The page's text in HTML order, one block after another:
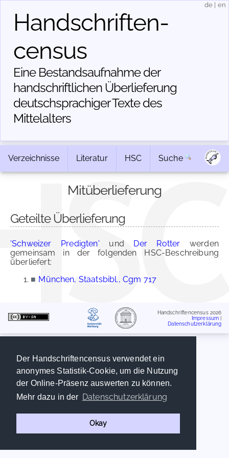
Der Handschriftencensus verwendet ein
anonymes Statistik-Cookie, um die Nutzung
der Online-Präsenz auswerten zu können.
Mehr dazu in der Datenschutzerklärung
Okay
Handschriften­
census
Eine Bestandsaufnahme der
handschriftlichen Über­lieferung
deutschsprachiger Texte des
Mittelalters
de en
Verzeichnisse Literatur HSC Suche
Mitüberlieferung
Geteilte Überlieferung
'Schweizer Predigten' und Der Rotter werden
gemeinsam in der folgenden HSC-Beschreibung
überliefert:
■ München, Staatsbibl., Cgm 717
Handschriftencensus 2026
Impressum
Datenschutzerklärung